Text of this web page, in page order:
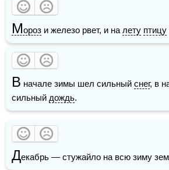
Мороз и железо рвет, и на лету птицу
В начале зимы шел сильный снег, в
сильный дождь.
Декабрь — стужайло на всю зиму